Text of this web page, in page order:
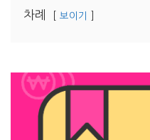
차례 보이기